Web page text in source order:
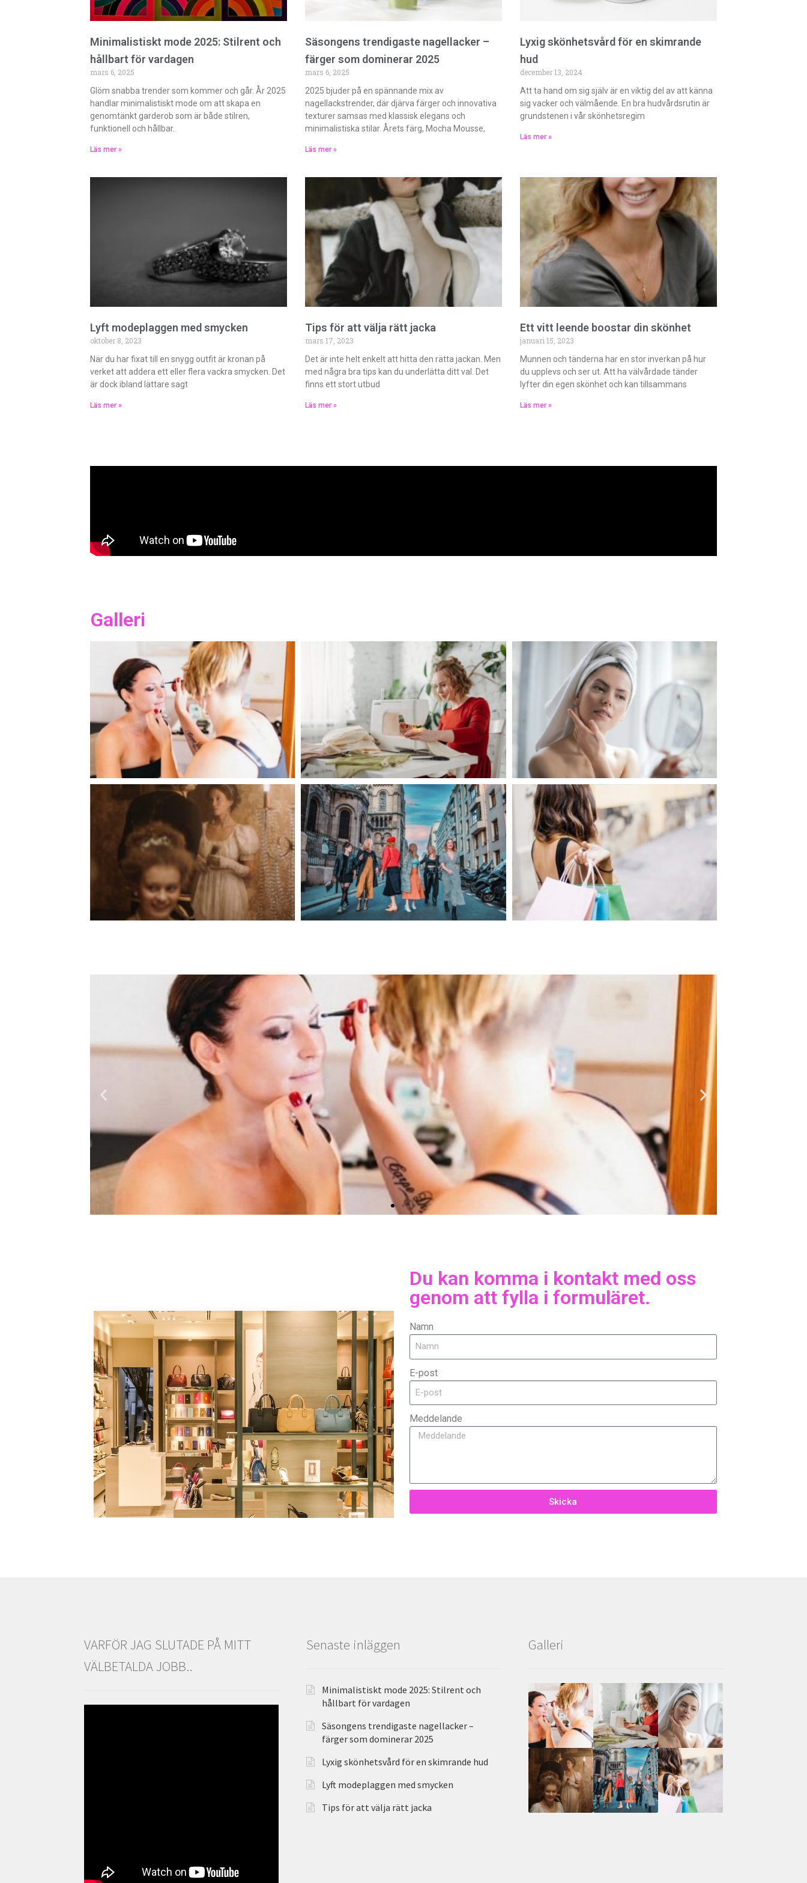
Minimalistiskt mode 2025: Stilrent och
hållbart för vardagen
mars 6, 2025
Glöm snabba trender som kommer och går. År 2025
handlar minimalistiskt mode om att skapa en
genomtänkt garderob som är både stilren,
funktionell och hållbar.
Läs mer »
Säsongens trendigaste nagellacker –
färger som dominerar 2025
mars 6, 2025
2025 bjuder på en spännande mix av
nagellackstrender, där djärva färger och innovativa
texturer samsas med klassisk elegans och
minimalistiska stilar. Årets färg, Mocha Mousse,
Läs mer »
Lyxig skönhetsvård för en skimrande
hud
december 13, 2024
Att ta hand om sig själv är en viktig del av att känna
sig vacker och välmående. En bra hudvårdsrutin är
grundstenen i vår skönhetsregim
Läs mer »
Lyft modeplaggen med smycken
oktober 8, 2023
När du har fixat till en snygg outfit är kronan på
verket att addera ett eller flera vackra smycken. Det
är dock ibland lättare sagt
Läs mer »
Tips för att välja rätt jacka
mars 17, 2023
Det är inte helt enkelt att hitta den rätta jackan. Men
med några bra tips kan du underlätta ditt val. Det
finns ett stort utbud
Läs mer »
Ett vitt leende boostar din skönhet
januari 15, 2023
Munnen och tänderna har en stor inverkan på hur
du upplevs och ser ut. Att ha välvårdade tänder
lyfter din egen skönhet och kan tillsammans
Läs mer »
Galleri
Är du mån om ditt utseende, är intresserad av skönhet och vill arbeta
med människor kan du börja arbeta med skönhet.
Klicka här
Du kan komma i kontakt med oss
genom att fylla i formuläret.
Namn
E-post
Meddelande
Skicka
VARFÖR JAG SLUTADE PÅ MITT
VÄLBETALDA JOBB..
Senaste inläggen
Minimalistiskt mode 2025: Stilrent och
hållbart för vardagen
Säsongens trendigaste nagellacker –
färger som dominerar 2025
Lyxig skönhetsvård för en skimrande hud
Lyft modeplaggen med smycken
Tips för att välja rätt jacka
Galleri